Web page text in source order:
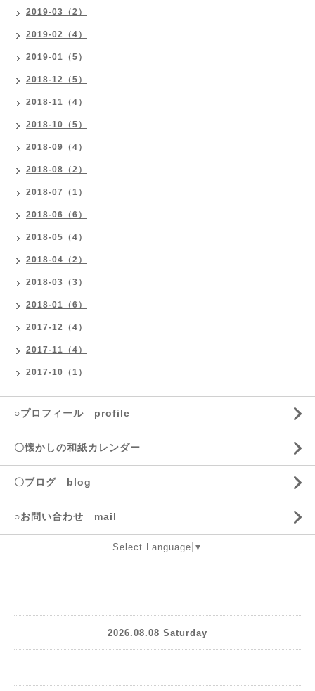
2019-03（2）
2019-02（4）
2019-01（5）
2018-12（5）
2018-11（4）
2018-10（5）
2018-09（4）
2018-08（2）
2018-07（1）
2018-06（6）
2018-05（4）
2018-04（2）
2018-03（3）
2018-01（6）
2017-12（4）
2017-11（4）
2017-10（1）
○プロフィール profile
〇懐かしの和紙カレンダー
〇ブログ blog
○お問い合わせ mail
Select Language ▼
2026.08.08 Saturday